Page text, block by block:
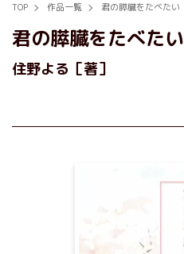
TOP 作品一覧 君の膵臓をたべたい
君の膵臓をたべたい
住野よる［著］